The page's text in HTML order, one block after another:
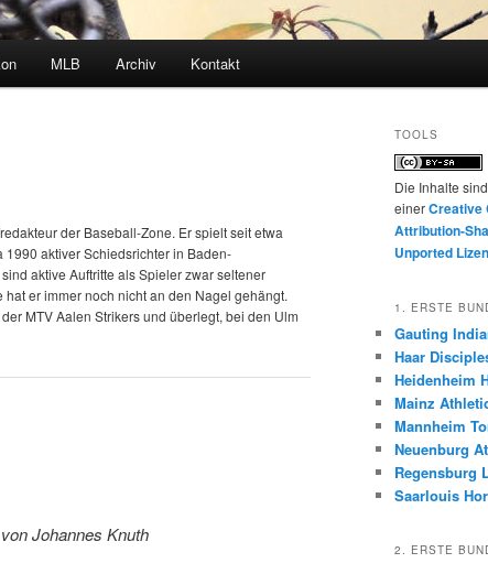
MLB Archiv Kontakt
der Baseball-Zone. Er spielt seit etwa
aktiver Schiedsrichter in Baden-
aktive Auftritte als Spieler zwar seltener
er immer noch nicht an den Nagel gehängt.
MTV Aalen Strikers und überlegt, bei den Ulm
von Johannes Knuth
TOOLS
Die Inhalte
einerCreative
Attribution-
Unported
1. ERSTE
Gauting
Haar
Heidenheim
Mainz
Mannheim
Neuenburg
Regensburg
Saarlouis
2. ERSTE